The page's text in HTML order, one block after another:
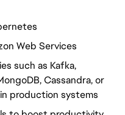
Web Services
such as Kafka,
Cassandra, or
production systems